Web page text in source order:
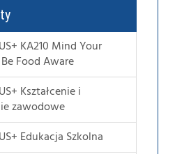
KA210 Mind Your
Food Aware
Kształcenie i
zawodowe
Edukacja Szkolna